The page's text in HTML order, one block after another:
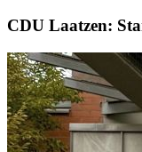
CDU Laatzen: